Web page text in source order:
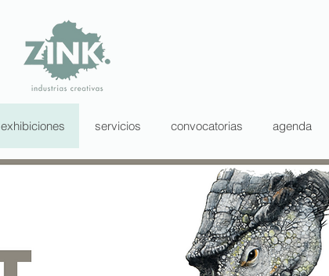
exhibiciones servicios convocatorias agenda